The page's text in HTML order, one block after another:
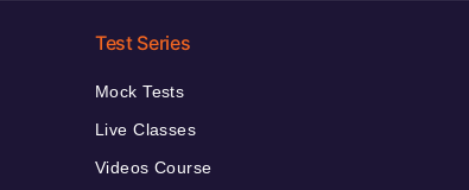
Test Series
Mock Tests
Live Classes
Videos Course